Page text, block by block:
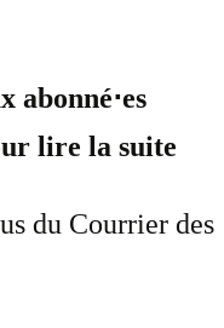
abonné⋅es
lire la suite
du Courrier des